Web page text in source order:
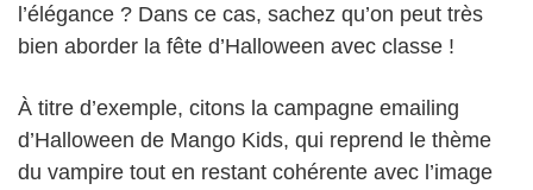
l’élégance ? Dans ce cas, sachez qu’on peut très
bien aborder la fête d’Halloween avec classe !
À titre d’exemple, citons la campagne emailing
d’Halloween de Mango Kids, qui reprend le thème
du vampire tout en restant cohérente avec l’image